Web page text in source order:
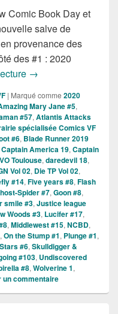
Comic Book Day et
salve de
provenance des
des #1 : 2020
Sorties des Comics
→
| Marqué comme 2020
Mary Jane #5,
#57, Atlantis Attacks
spécialisée Comics VF
#6, Blade Runner 2019
Captain America 19, Captain
Toulouse, daredevil 18,
Vol 02, Die TP Vol 02,
#14, Five years #8, Flash
Spider #7, Goon #8,
smile #3, Justice league
Woods #3, Lucifer #17,
, Middlewest #15, NCBD,
, On the Stump #1, Plunge #1,
#6, Skulldigger &
#103, Undiscovered
#8, Wolverine 1,
un commentaire